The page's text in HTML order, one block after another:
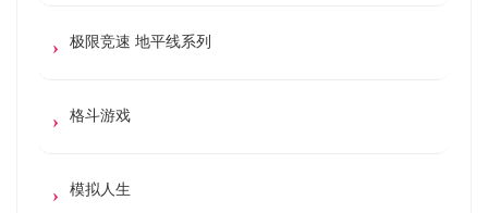
极限竞速 地平线系列
格斗游戏
模拟人生